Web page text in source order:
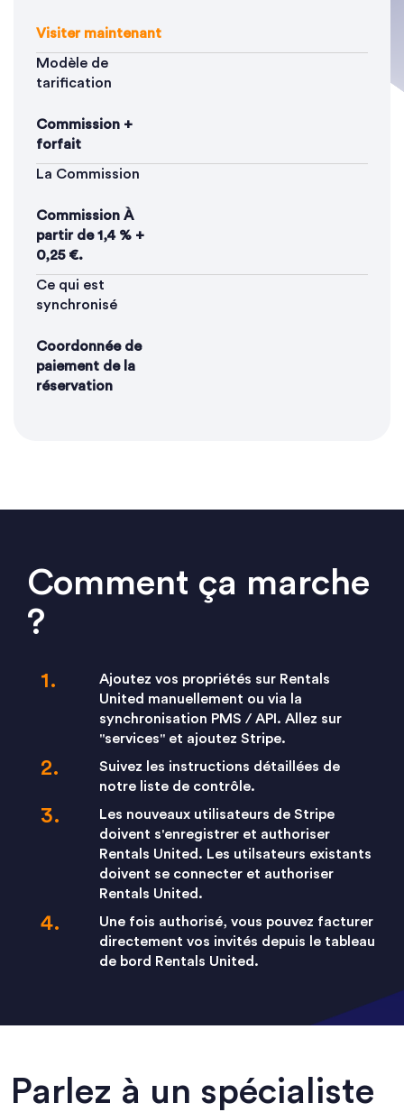
Visiter maintenant
Modèle de
tarification
Commission +
forfait
La Commission
Commission À
partir de 1,4 % +
0,25 €.
Ce qui est
synchronisé
Coordonnée de
paiement de la
réservation
Comment ça marche
?
Ajoutez vos propriétés sur Rentals
United manuellement ou via la
synchronisation PMS / API. Allez sur
"services" et ajoutez Stripe.
Suivez les instructions détaillées de
notre liste de contrôle.
Les nouveaux utilisateurs de Stripe
doivent s'enregistrer et authoriser
Rentals United. Les utilsateurs existants
doivent se connecter et authoriser
Rentals United.
Une fois authorisé, vous pouvez facturer
directement vos invités depuis le tableau
de bord Rentals United.
Parlez à un spécialiste